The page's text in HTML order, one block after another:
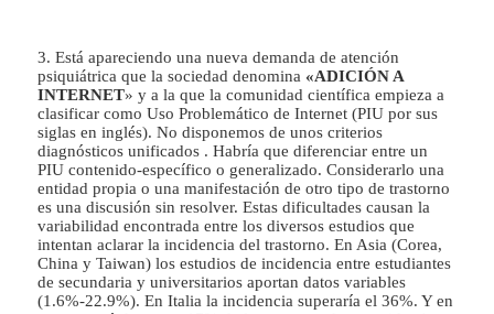
3. Está apareciendo una nueva demanda de atención
psiquiátrica que la sociedad denomina «ADICIÓN A
INTERNET» y a la que la comunidad científica empieza a
clasificar como Uso Problemático de Internet (PIU por sus
siglas en inglés). No disponemos de unos criterios
diagnósticos unificados . Habría que diferenciar entre un
PIU contenido-específico o generalizado. Considerarlo una
entidad propia o una manifestación de otro tipo de trastorno
es una discusión sin resolver. Estas dificultades causan la
variabilidad encontrada entre los diversos estudios que
intentan aclarar la incidencia del trastorno. En Asia (Corea,
China y Taiwan) los estudios de incidencia entre estudiantes
de secundaria y universitarios aportan datos variables
(1.6%-22.9%). En Italia la incidencia superaría el 36%. Y en